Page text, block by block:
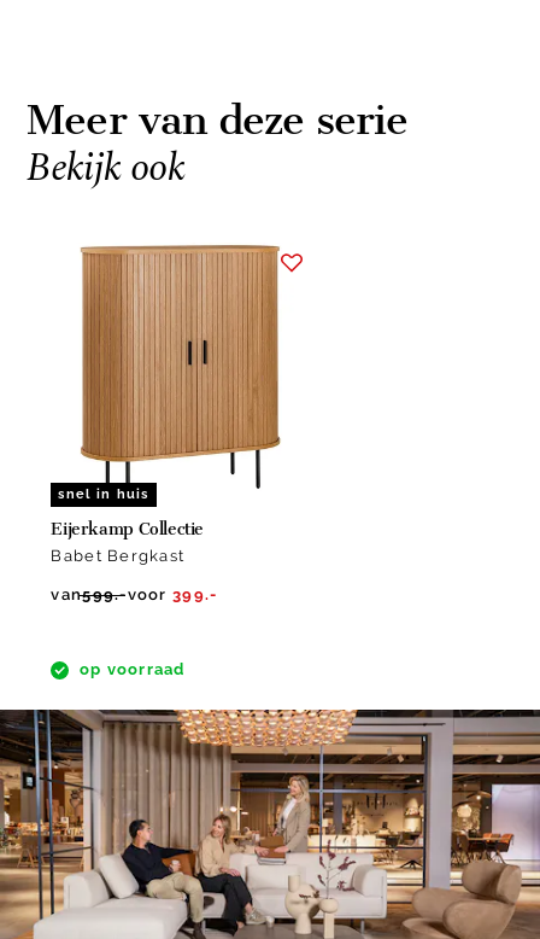
Meer van deze serie
Bekijk ook
snel in huis
Eijerkamp Collectie
Babet Bergkast
van599.-voor 399.-
op voorraad